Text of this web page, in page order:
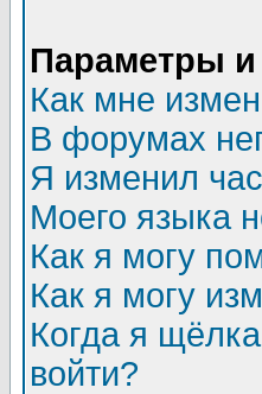
Параметры и
Как мне
В форумах
Я изменил
Моего языка
Как я могу
Как я могу
Когда я
войти?